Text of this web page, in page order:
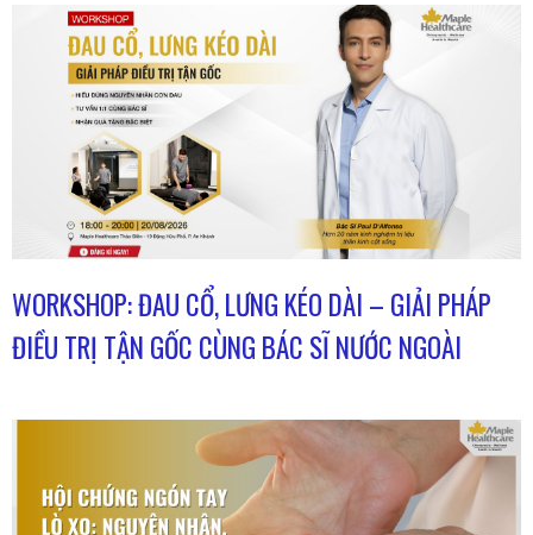
WORKSHOP: ĐAU CỔ, LƯNG KÉO DÀI – GIẢI PHÁP
ĐIỀU TRỊ TẬN GỐC CÙNG BÁC SĨ NƯỚC NGOÀI